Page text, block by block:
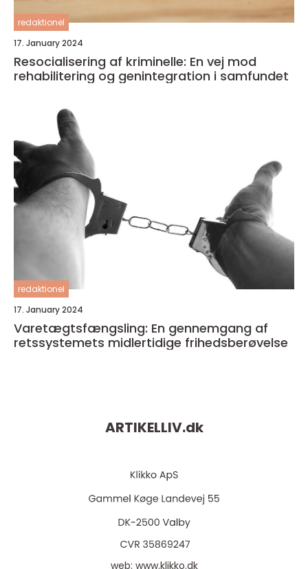
redaktionel
17. January 2024
Resocialisering af kriminelle: En vej mod
rehabilitering og genintegration i samfundet
redaktionel
17. January 2024
Varetægtsfængsling: En gennemgang af
retssystemets midlertidige frihedsberøvelse
ARTIKELLIV.dk
web: www.klikko.dk